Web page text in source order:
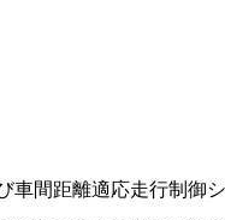
車間距離適応走行制御